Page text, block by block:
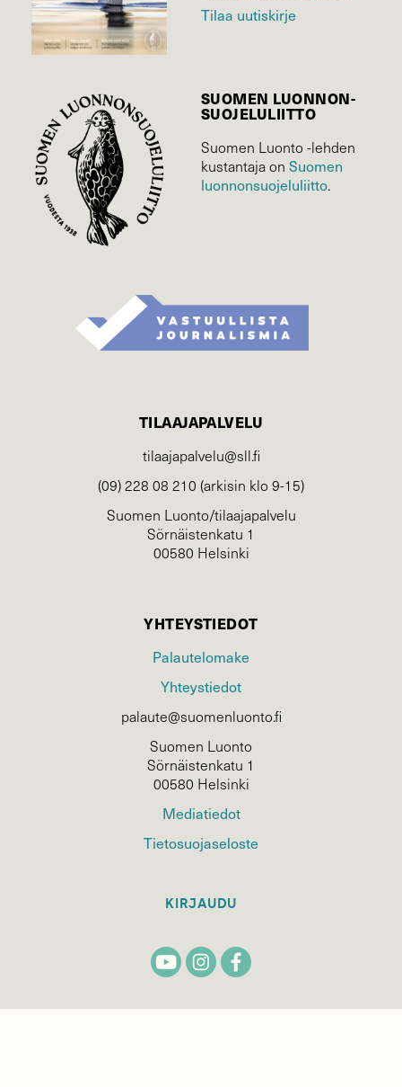
Tilaa uutiskirje
SUOMEN LUONNON­
SUOJELU­LIITTO
Suomen Luonto -lehden
kustantaja on Suomen
luonnonsuojelu­liitto.
TILAAJAPALVELU
tilaajapalvelu@sll.fi
(09) 228 08 210 (arkisin klo 9-15)
Suomen Luonto/tilaajapalvelu
Sörnäistenkatu 1
00580 Helsinki
YHTEYSTIEDOT
Palautelomake
Yhteystiedot
palaute@suomenluonto.fi
Suomen Luonto
Sörnäistenkatu 1
00580 Helsinki
Mediatiedot
Tietosuojaseloste
KIRJAUDU